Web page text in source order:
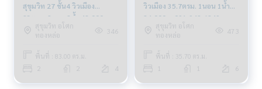
สุขุมวิท 27 ชั้น4 วิวเมือง
83ตรม. 2นอน 2น้ำ 42,000บ.
064-878-5283
สุขุมวิท อโศก
ทองหล่อ
346
พื้นที่ : 83.00 ตร.ม.
4
วิวเมือง 35.7ตรม. 1นอน 1น้ำ
24,000บ. 091-942-6249
สุขุมวิท อโศก
ทองหล่อ
473
พื้นที่ : 35.70 ตร.ม.
6